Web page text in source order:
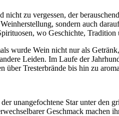
zu vergessen, der
sondern auch
wo Geschichte, Tradition
wurde Wein nicht nur als
Leiden. Im Laufe der
Tresterbrände bis hin zu
unangefochtene Star unter den
Geschmack machen